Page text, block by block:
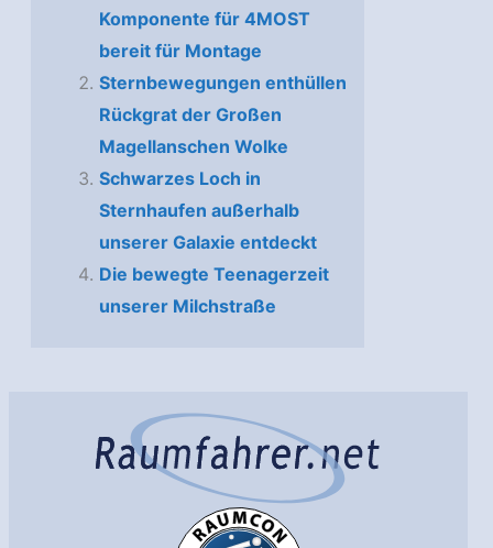
Komponente für 4MOST
bereit für Montage
Sternbewegungen enthüllen
Rückgrat der Großen
Magellanschen Wolke
Schwarzes Loch in
Sternhaufen außerhalb
unserer Galaxie entdeckt
Die bewegte Teenagerzeit
unserer Milchstraße